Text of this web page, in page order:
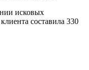
исковых
составила 330